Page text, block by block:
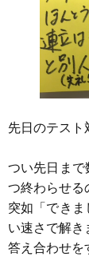
先日のテスト
つい先日まで
つ終わらせる
突如「でき
い速さで解き
答え合わせを